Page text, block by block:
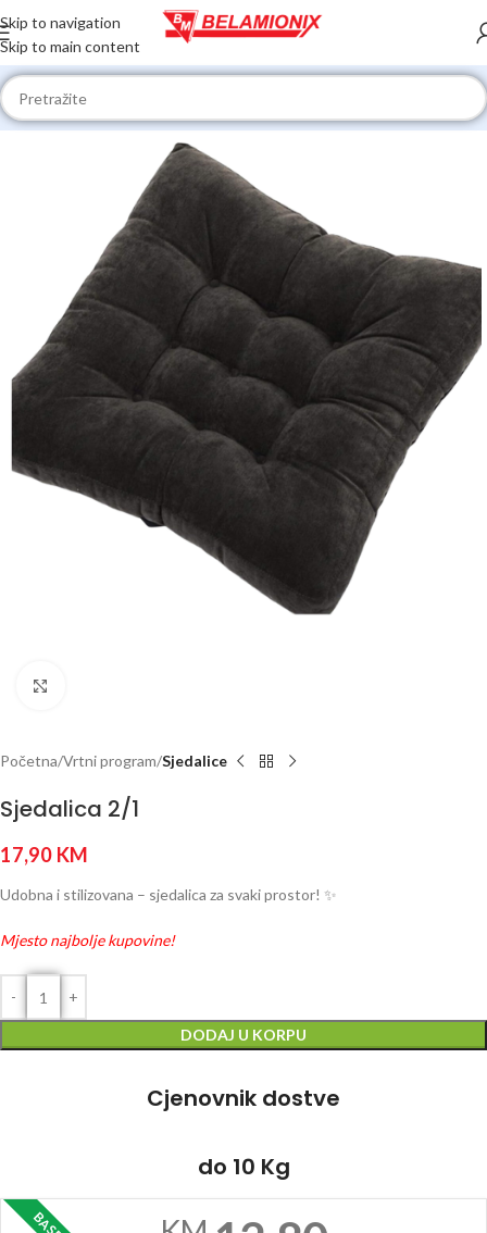
Skip to navigation
Skip to main content
Početna Vrtni program Sjedalice
Sjedalica 2/1
17,90 KM
Udobna i stilizovana – sjedalica za svaki prostor! ✨
Mjesto najbolje kupovine!
DODAJ U KORPU
Cjenovnik dostve
do 10 Kg